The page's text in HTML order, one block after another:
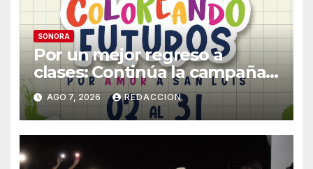
SONORA
Por un mejor regreso a
clases: Continúa la campaña
de recolección de útiles
«Coloreando Futuros»
AGO 7, 2026 REDACCION